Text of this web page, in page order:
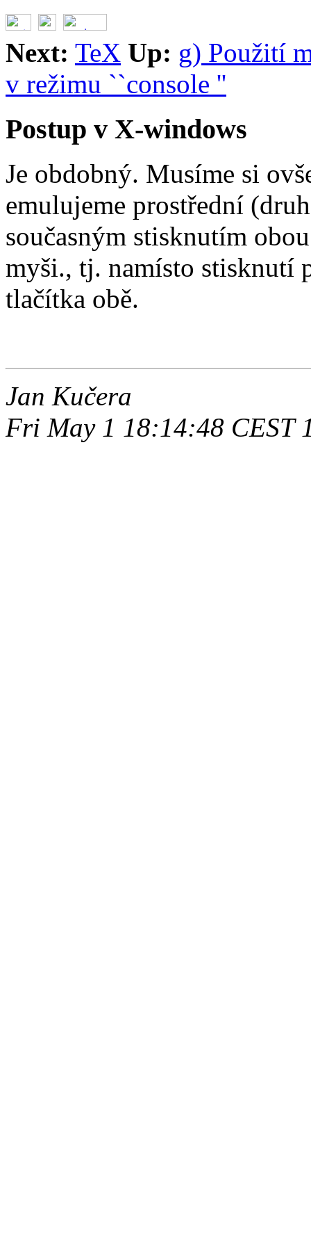
Next: TeX Up: g) Použití
v režimu ``console ''
Postup v X-windows
Je obdobný. Musíme si
emulujeme prostřední
současným stisknutím
myši., tj. namísto stisknutí
tlačítka obě.
Jan Kučera
Fri May 1 18:14:48 CEST